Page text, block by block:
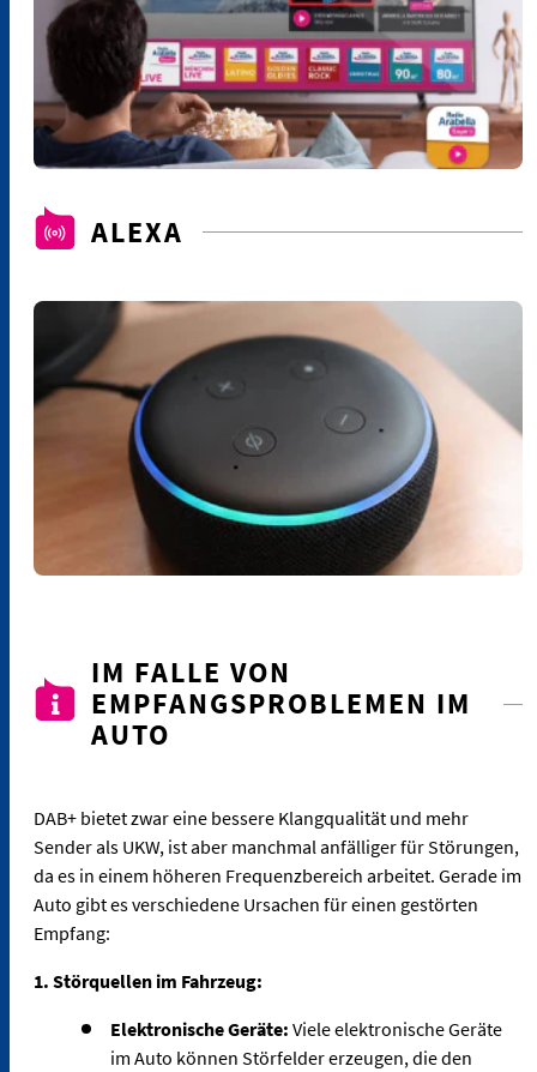
ALEXA
IM FALLE VON
EMPFANGSPROBLEMEN IM
AUTO
DAB+ bietet zwar eine bessere Klangqualität und mehr
Sender als UKW, ist aber manchmal anfälliger für Störungen,
da es in einem höheren Frequenzbereich arbeitet. Gerade im
Auto gibt es verschiedene Ursachen für einen gestörten
Empfang:
1. Störquellen im Fahrzeug:
Elektronische Geräte: Viele elektronische Geräte
im Auto können Störfelder erzeugen, die den